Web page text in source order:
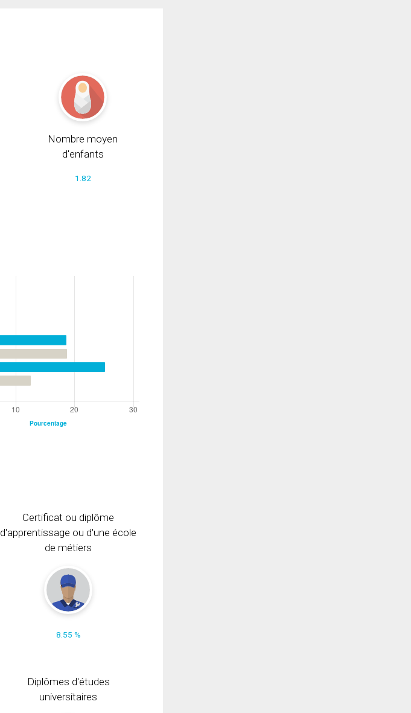
Nombre moyen
d'enfants
1.82
Certificat ou diplôme
d'apprentissage ou d'une école
de métiers
8.55 %
Diplômes d'études
universitaires